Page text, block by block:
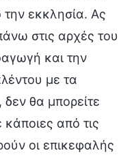
εκκλησία. Ας
στις αρχές του
και την
με τα
θα μπορείτε
από τις
οι επικεφαλής